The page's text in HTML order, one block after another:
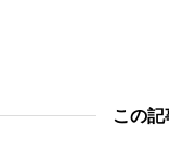
スポーツ・東京
Topics この